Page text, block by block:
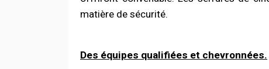
matière de sécurité.
Des équipes qualifiées et chevronnées.